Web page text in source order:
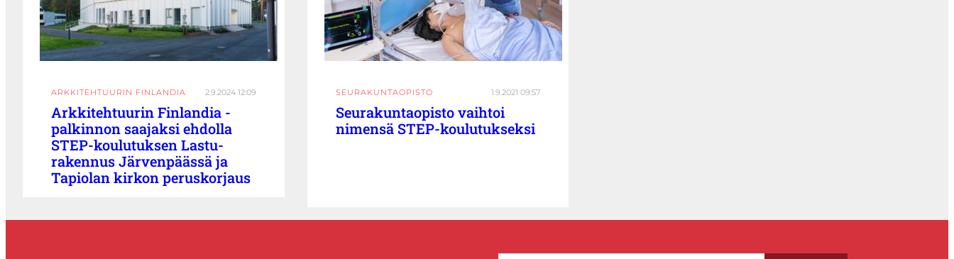
ARKKITEHTUURIN FINLANDIA 2.9.2024 12:09
Arkkitehtuurin Finlandia -
palkinnon saajaksi ehdolla
STEP-koulutuksen Lastu-
rakennus Järvenpäässä ja
Tapiolan kirkon peruskorjaus
SEURAKUNTAOPISTO 1.9.2021 09:57
Seurakuntaopisto vaihtoi
nimensä STEP-koulutukseksi